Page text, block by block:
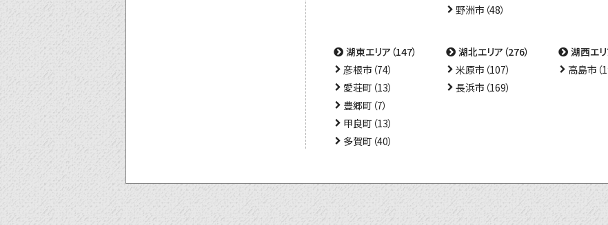
野洲市（48）
湖東エリア（147）
彦根市（74）
愛荘町（13）
豊郷町（7）
甲良町（13）
多賀町（40）
湖北エリア（276）
米原市（107）
長浜市（169）
湖西エリ
高島市（